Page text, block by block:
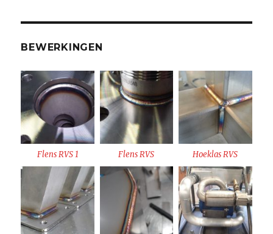
BEWERKINGEN
Flens RVS 1 Flens RVS Hoeklas RVS